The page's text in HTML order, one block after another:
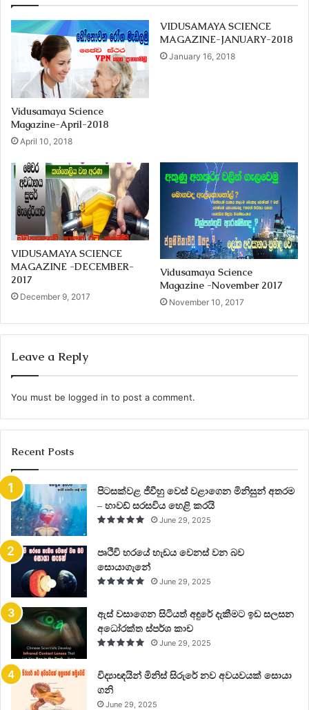
Vidusamaya Science
Magazine-April-2018
April 10, 2018
VIDUSAMAYA SCIENCE
MAGAZINE-JANUARY-2018
January 16, 2018
VIDUSAMAYA SCIENCE
MAGAZINE -DECEMBER-
2017
December 9, 2017
Vidusamaya Science
Magazine -November 2017
November 10, 2017
Leave a Reply
You must be logged in to post a comment.
Recent Posts
පිටසක්වළ ජීවීහු වෙස් වළාගෙන මිනිසුන් අතරම
– හාවඩ් සරසවිය හෙළි කරයි
June 29, 2025
පෘථිවි හරයේ හැඩය වෙනස් වන බව
සොයාගැනේ
June 29, 2025
ඇස් වසාගෙන සිටියත් අඳුරේ දැකීමට ඉඩ සලසන
අධෝරක්ත ස්පර්ශ කාච
June 29, 2025
විද්‍යාඥයින් මිනිස් සිරුරේ නව අවයවයක් සොයා
ගනි
June 29, 2025